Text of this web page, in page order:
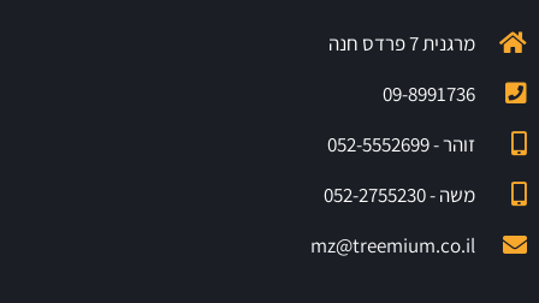
מרגנית 7 פרדס חנה
09-8991736
זוהר - 052-5552699
משה - 052-2755230
mz@treemium.co.il